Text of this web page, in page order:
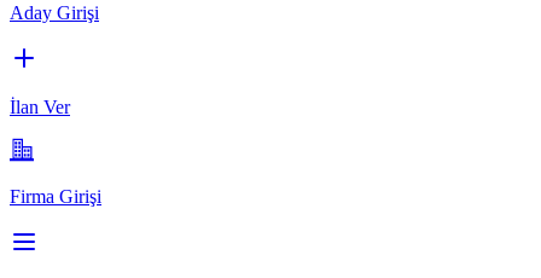
Aday Girişi
İlan Ver
Firma Girişi